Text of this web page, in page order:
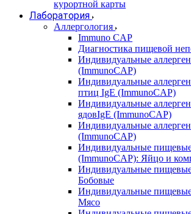
курортной карты
Лаборатория
Аллергология
Immuno CAP
Диагностика пищевой
Индивидуальные
(ImmunoCAP)
Индивидуальные
птиц IgE (ImmunoCAP)
Индивидуальные
ядовIgE (ImmunoCAP)
Индивидуальные
(ImmunoCAP)
Индивидуальные
(ImmunoCAP): Яйцо и
Индивидуальные
Бобовые
Индивидуальные
Мясо